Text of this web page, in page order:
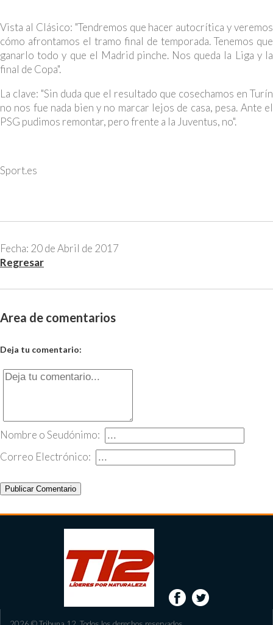
Vista al Clásico: "Tendremos que hacer autocrítica y veremos
cómo afrontamos el tramo final de temporada. Tenemos que
ganarlo todo y que el Madrid pinche. Nos queda la Liga y la
final de Copa".
La clave: "Sin duda que el resultado que cosechamos en Turín
no nos fue nada bien y no marcar lejos de casa, pesa. Ante el
PSG pudimos remontar, pero frente a la Juventus, no".
Sport.es
Fecha: 20 de Abril de 2017
Regresar
Area de comentarios
Deja tu comentario:
Nombre o Seudónimo:
Correo Electrónico:
Publicar Comentario